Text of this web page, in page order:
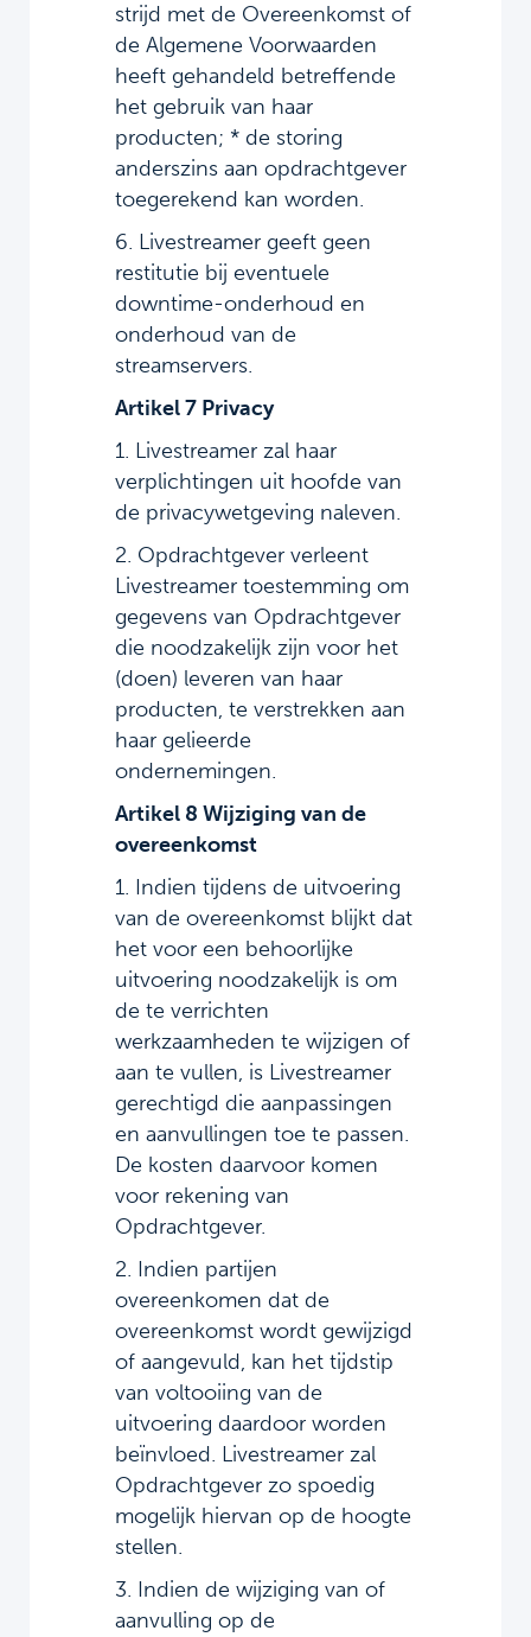
strijd met de Overeenkomst of
de Algemene Voorwaarden
heeft gehandeld betreffende
het gebruik van haar
producten; * de storing
anderszins aan opdrachtgever
toegerekend kan worden.
6. Livestreamer geeft geen
restitutie bij eventuele
downtime-onderhoud en
onderhoud van de
streamservers.
Artikel 7 Privacy
1. Livestreamer zal haar
verplichtingen uit hoofde van
de privacywetgeving naleven.
2. Opdrachtgever verleent
Livestreamer toestemming om
gegevens van Opdrachtgever
die noodzakelijk zijn voor het
(doen) leveren van haar
producten, te verstrekken aan
haar gelieerde
ondernemingen.
Artikel 8 Wijziging van de
overeenkomst
1. Indien tijdens de uitvoering
van de overeenkomst blijkt dat
het voor een behoorlijke
uitvoering noodzakelijk is om
de te verrichten
werkzaamheden te wijzigen of
aan te vullen, is Livestreamer
gerechtigd die aanpassingen
en aanvullingen toe te passen.
De kosten daarvoor komen
voor rekening van
Opdrachtgever.
2. Indien partijen
overeenkomen dat de
overeenkomst wordt gewijzigd
of aangevuld, kan het tijdstip
van voltooiing van de
uitvoering daardoor worden
beïnvloed. Livestreamer zal
Opdrachtgever zo spoedig
mogelijk hiervan op de hoogte
stellen.
3. Indien de wijziging van of
aanvulling op de